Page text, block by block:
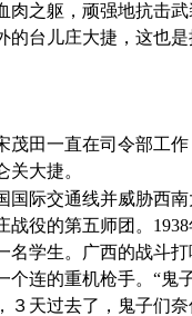
肉之躯，顽强地抗击
的台儿庄大捷，这也
茂田一直在司令部工
关大捷。
国际交通线并威胁西
战役的第五师团。 1938
名学生。广西的战斗
个连的重机枪手。“鬼
３天过去了，鬼子们